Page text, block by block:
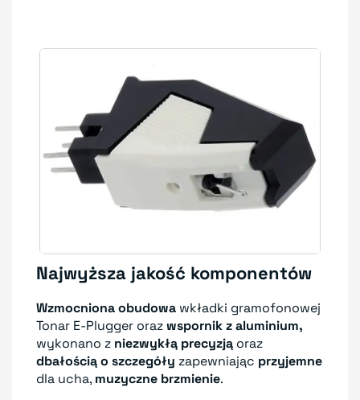
Najwyższa jakość komponentów
Wzmocniona obudowa wkładki gramofonowej
Tonar E-Plugger orazwspornik z aluminium,
wykonano z niezwykłą precyzją oraz
dbałością o szczegóły zapewniając przyjemne
dla ucha, muzyczne brzmienie.